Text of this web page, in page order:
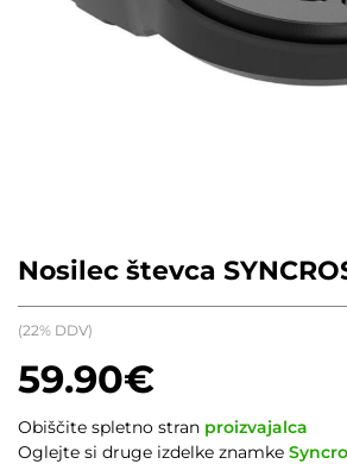
Nosilec števca
59.90€
(22% DDV)
Obiščite spletno stran proizvajalca
Oglejte si druge izdelke znamke